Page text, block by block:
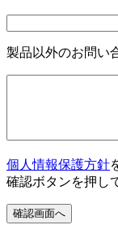
製品以外のお問い
個人情報保護方針
確認ボタンを押し